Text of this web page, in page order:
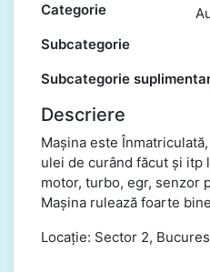
Categorie
Subcategorie
Subcategorie
Descriere
Mașina este
ulei de curând făcut și itp
motor, turbo, egr, senzor
Mașina rulează foarte
Locație: Sector 2,